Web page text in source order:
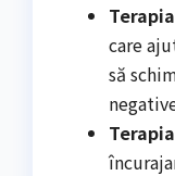
care
să